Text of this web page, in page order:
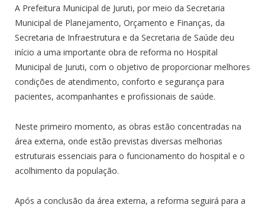
A Prefeitura Municipal de Juruti, por meio da Secretaria
Municipal de Planejamento, Orçamento e Finanças, da
Secretaria de Infraestrutura e da Secretaria de Saúde deu
início a uma importante obra de reforma no Hospital
Municipal de Juruti, com o objetivo de proporcionar melhores
condições de atendimento, conforto e segurança para
pacientes, acompanhantes e profissionais de saúde.
Neste primeiro momento, as obras estão concentradas na
área externa, onde estão previstas diversas melhorias
estruturais essenciais para o funcionamento do hospital e o
acolhimento da população.
Após a conclusão da área externa, a reforma seguirá para a